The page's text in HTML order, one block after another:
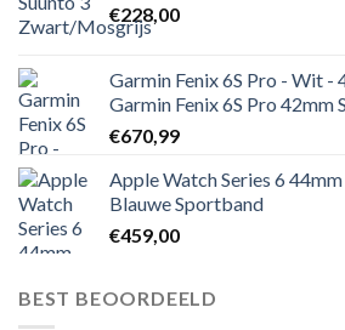
€228,00
Garmin Fenix 6S Pro - Wit -
Garmin Fenix 6S Pro
€670,99
Apple Watch Series 6
Blauwe Sportband
€459,00
BEST BEOORDEELD